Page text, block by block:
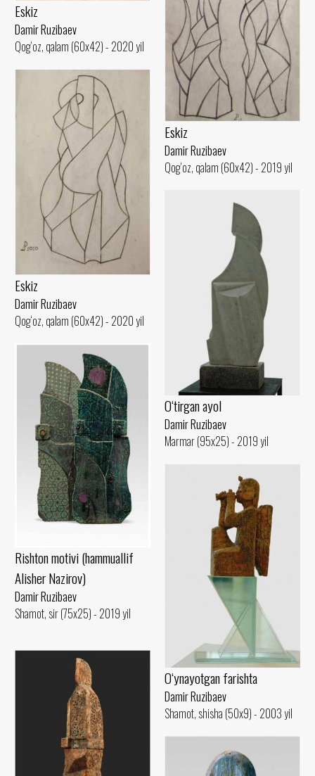
Eskiz
Damir Ruzibaev
Qog‘oz, qalam (60x42) - 2020 yil
Eskiz
Damir Ruzibaev
Qog‘oz, qalam (60x42) - 2019 yil
Eskiz
Damir Ruzibaev
Qog‘oz, qalam (60x42) - 2020 yil
O‘tirgan ayol
Damir Ruzibaev
Marmar (95x25) - 2019 yil
Rishton motivi (hammuallif
Alisher Nazirov)
Damir Ruzibaev
Shamot, sir (75x25) - 2019 yil
O‘ynayotgan farishta
Damir Ruzibaev
Shamot, shisha (50x9) - 2003 yil